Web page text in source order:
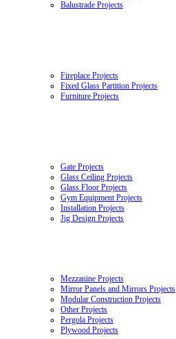
Balustrade Projects
Fireplace Projects
Fixed Glass Partition Projects
Furniture Projects
Gate Projects
Glass Ceiling Projects
Glass Floor Projects
Gym Equipment Projects
Installation Projects
Jig Design Projects
Mezzanine Projects
Mirror Panels and Mirrors Projects
Modular Construction Projects
Other Projects
Pergola Projects
Plywood Projects